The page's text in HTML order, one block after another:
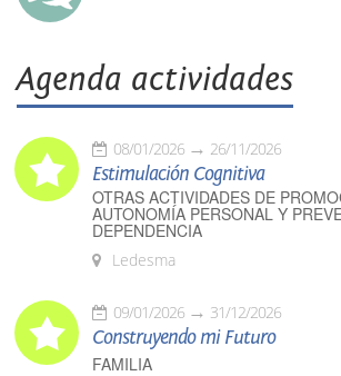
Agenda actividades
08/01/2026 26/11/2026
Estimulación Cognitiva
OTRAS ACTIVIDADES DE
AUTONOMÍA PERSONAL Y
DEPENDENCIA
Ledesma
09/01/2026 31/12/2026
Construyendo mi Futuro
FAMILIA